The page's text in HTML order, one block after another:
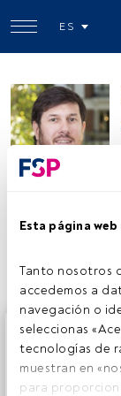
Esta página web
Tanto nosotros
accedemos a
navegación o
seleccionas
tecnologías de
muestran en
para
ES
Compartir:
Este es un
de
botón Login. Si
registrarte y